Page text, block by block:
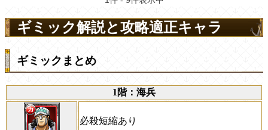
ギミック解説と攻略適正キャラ
ギミックまとめ
1階：海兵
必殺短縮あり